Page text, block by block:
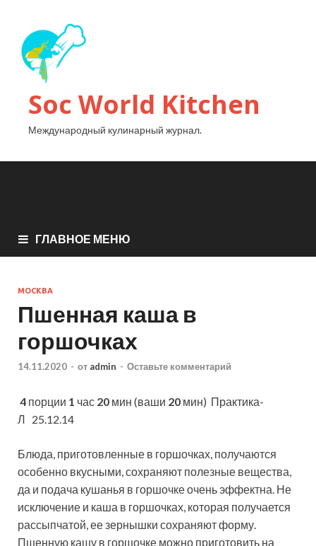
Soc World Kitchen
Международный кулинарный журнал.
ГЛАВНОЕ МЕНЮ
МОСКВА
Пшенная каша в
горшочках
14.11.2020 - от admin - Оставьте комментарий
4 порции 1 час 20 мин (ваши 20 мин) Практика-
Л 25.12.14
Блюда, приготовленные в горшочках, получаются
особенно вкусными, сохраняют полезные вещества,
да и подача кушанья в горшочке очень эффектна. Не
исключение и каша в горшочках, которая получается
рассыпчатой, еезернышки сохраняют форму.
Пшенную кашу в горшочке можно приготовить на